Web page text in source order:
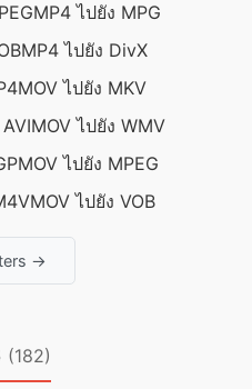
MP4 ไปยัง MPG
MP4 ไปยัง DivX
MOV ไปยัง MKV
MOV ไปยัง WMV
MOV ไปยัง MPEG
MOV ไปยัง VOB
→
(182)